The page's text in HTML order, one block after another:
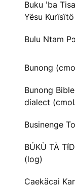
Buku ꞌba
Yësu
Bulu Ntam
Bunong
Bunong
dialect
Businenge
BÚKÙ TÀ
(log)
Caekäcai